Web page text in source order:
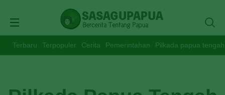
Terbaru Terpopuler Cerita Pemerintahan Pilkada papua tengah